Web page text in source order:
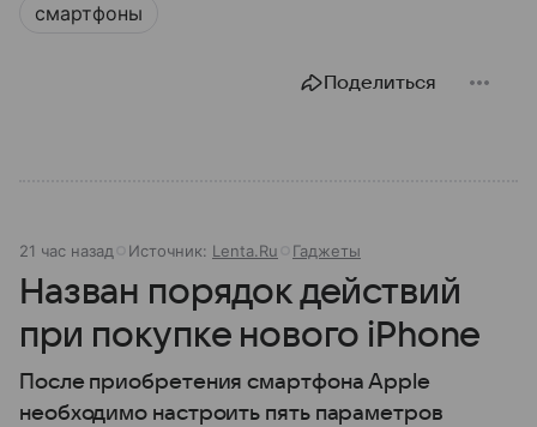
смартфоны
Поделиться
21 час назад Источник: Lenta.Ru Гаджеты
Назван порядок действий
при покупке нового iPhone
После приобретения смартфона Apple
необходимо настроить пять параметров